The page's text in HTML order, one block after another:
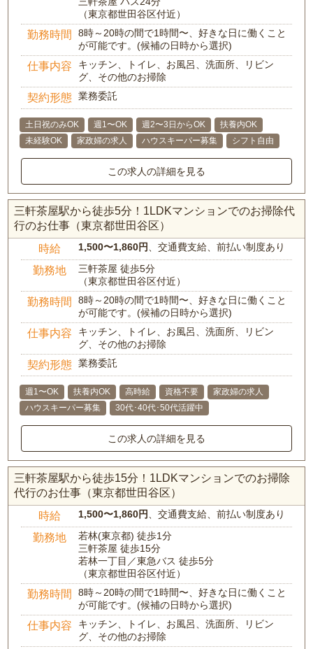
（東京都世田谷区付近）
勤務時間
8時～20時の間で1時間〜、好きな日に働くこと
が可能です。(候補の日時から選択)
仕事内容
キッチン、トイレ、お風呂、洗面所、リビン
グ、その他のお掃除
契約形態 業務委託
土日祝のみOK 週1〜OK 週2〜3日からOK
扶養内OK
未経験OK
家政婦の求人 ハウスキーパー募集 シフト自由
この求人の詳細を見る
三軒茶屋駅から徒歩5分！1LDKマンションでのお掃除代
行のお仕事（東京都世田谷区）
時給 1,500〜1,860円、交通費支給、前払い制度あり
勤務地
三軒茶屋 徒歩5分
（東京都世田谷区付近）
勤務時間
8時～20時の間で1時間〜、好きな日に働くこと
が可能です。(候補の日時から選択)
仕事内容
キッチン、トイレ、お風呂、洗面所、リビン
グ、その他のお掃除
契約形態 業務委託
週1〜OK 扶養内OK 高時給 資格不要
家政婦の求人
ハウスキーパー募集
30代･40代･50代活躍中
この求人の詳細を見る
三軒茶屋駅から徒歩15分！1LDKマンションでのお掃除
代行のお仕事（東京都世田谷区）
時給 1,500〜1,860円、交通費支給、前払い制度あり
勤務地
若林(東京都) 徒歩1分
三軒茶屋 徒歩15分
若林一丁目／東急バス 徒歩5分
（東京都世田谷区付近）
勤務時間
8時～20時の間で1時間〜、好きな日に働くこと
が可能です。(候補の日時から選択)
仕事内容
キッチン、トイレ、お風呂、洗面所、リビン
グ、その他のお掃除